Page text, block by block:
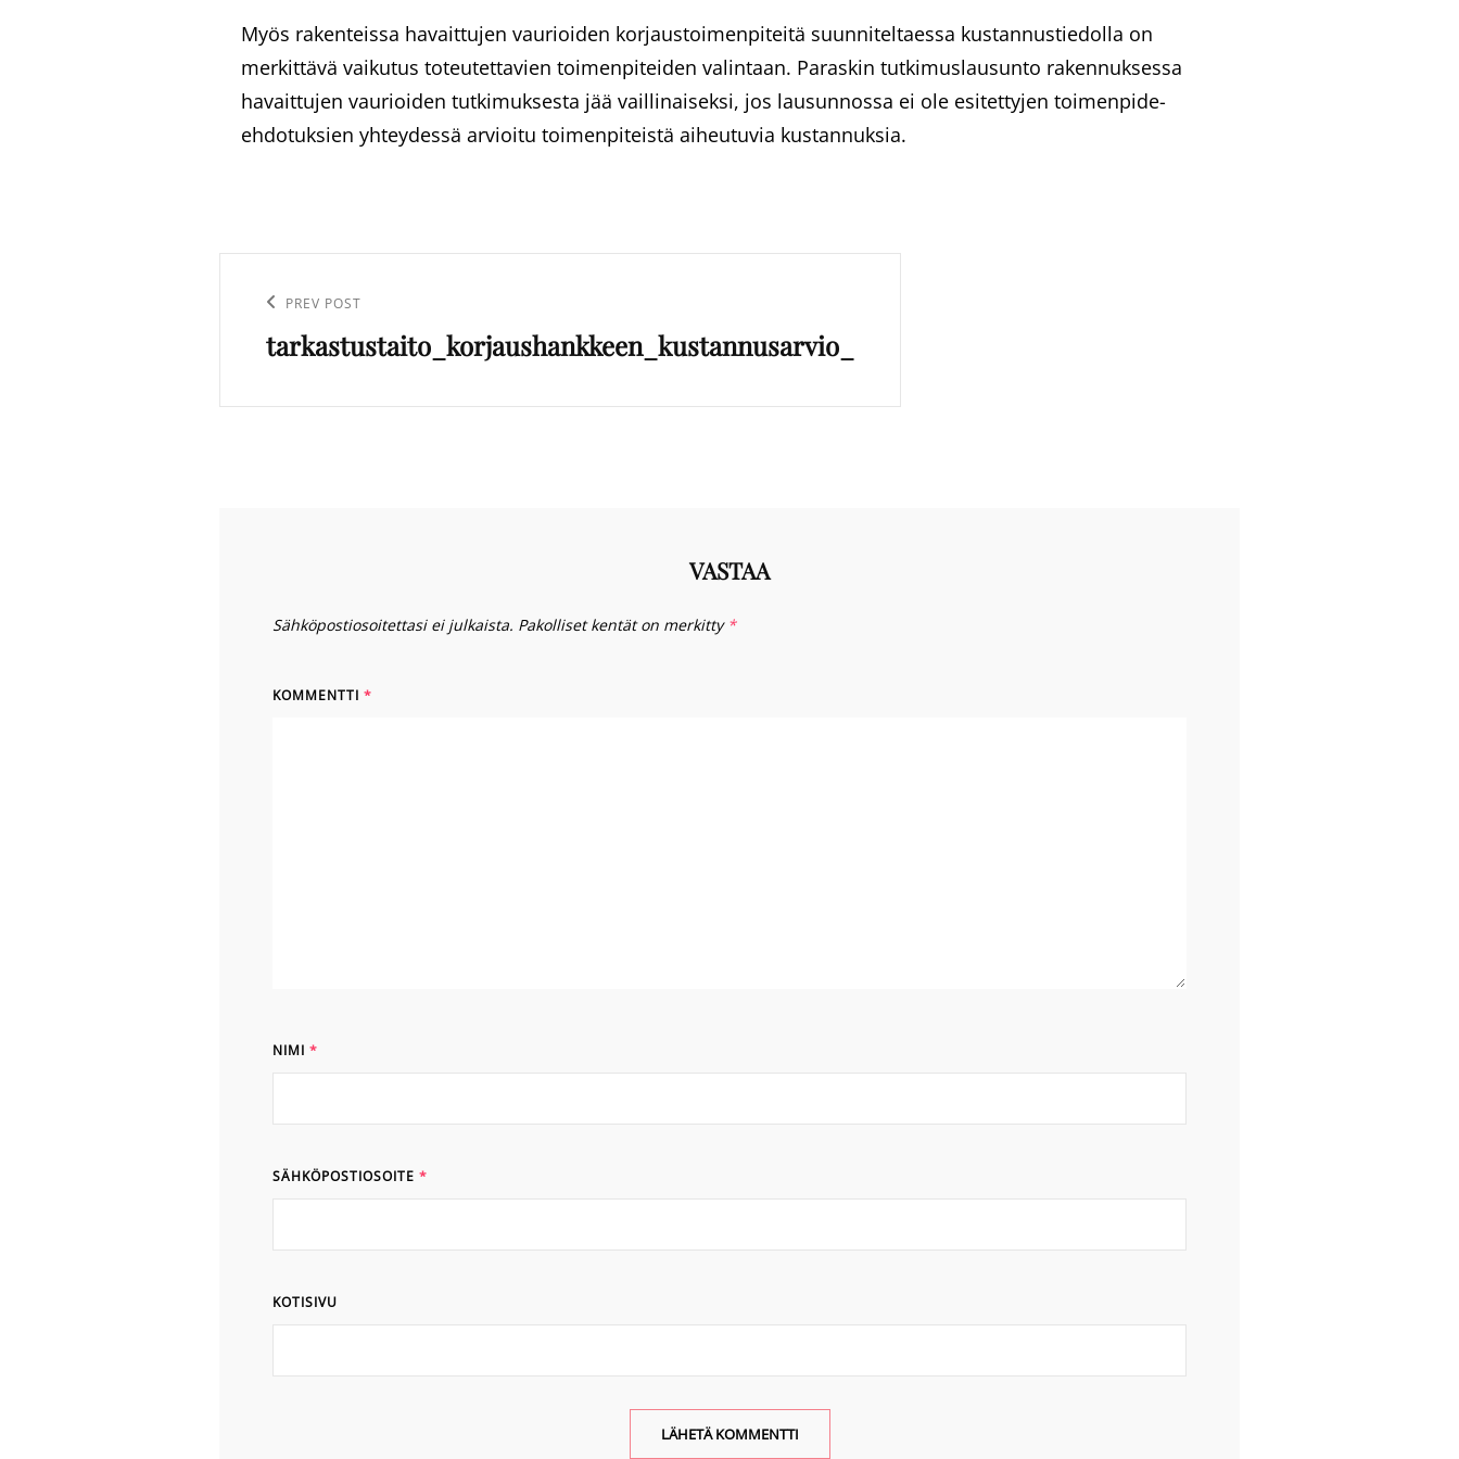
Myös rakenteissa havaittujen vaurioiden korjaustoimenpiteitä suunniteltaessa kustannustiedolla on
merkittävä vaikutus toteutettavien toimenpiteiden valintaan. Paraskin tutkimuslausunto rakennuksessa
havaittujen vaurioiden tutkimuksesta jää vaillinaiseksi, jos lausunnossa ei ole esitettyjen toimenpide-
ehdotuksien yhteydessä arvioitu toimenpiteistä aiheutuvia kustannuksia.
selausPrevious
Post
PREV POST
tarkastustaito_korjaushankkeen_kustannusarvio_
VASTAA
Sähköpostiosoitettasi ei julkaista. Pakolliset kentät on merkitty *
KOMMENTTI *
NIMI *
SÄHKÖPOSTIOSOITE *
KOTISIVU